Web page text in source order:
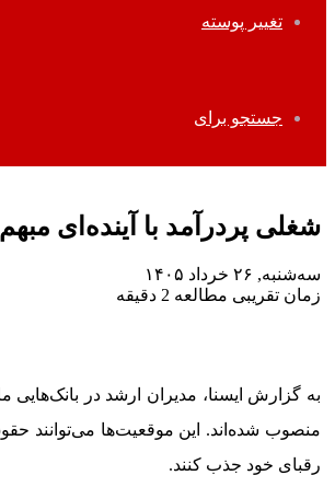
تغییر پوسته
جستجو برای
شغلی پردرآمد با آینده‌ای مبهم
سه‌شنبه, ۲۶ خرداد ۱۴۰۵
زمان تقریبی مطالعه 2 دقیقه
رقبای خود جذب کنند.